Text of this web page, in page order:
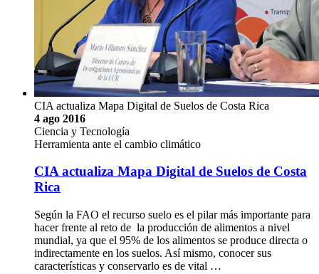
CIA actualiza Mapa Digital de Suelos de Costa Rica
4 ago 2016
Ciencia y Tecnología
Herramienta ante el cambio climático
CIA actualiza Mapa Digital de Suelos de Costa
Rica
Según la FAO el recurso suelo es el pilar más importante para
hacer frente al reto de la producción de alimentos a nivel
mundial, ya que el 95% de los alimentos se produce directa o
indirectamente en los suelos. Así mismo, conocer sus
características y conservarlo es de vital …